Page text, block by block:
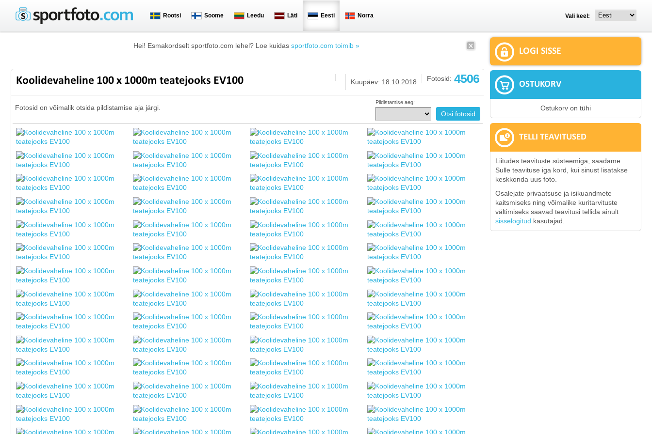
Rootsi Soome Leedu Läti Eesti Norra Vali keel:
Hei! Esmakordselt sportfoto.com lehel? Loe kuidas sportfoto.com toimib »
Koolidevaheline 100 x 1000m teatejooks EV100 Fotosid: 4506
Kuupäev: 18.10.2018
Fotosid on võimalik otsida pildistamise aja järgi.
Pildistamise aeg:
LOGI SISSE
OSTUKORV
Ostukorv on tühi
TELLI TEAVITUSED
Liitudes teavituste süsteemiga, saadame
Sulle teavituse iga kord, kui sinust lisatakse
keskkonda uus foto.
Osalejate privaatsuse ja isikuandmete
kaitsmiseks ning võimalike kuritarvituste
vältimiseks saavad teavitusi tellida ainult
sisselogitud kasutajad.